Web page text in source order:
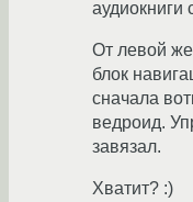
аудиокниги
От левой
блок
сначала
ведроид.
завязал.
Хватит? :)